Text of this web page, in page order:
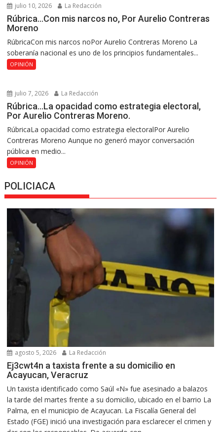
julio 10, 2026 La Redacción
Rúbrica…Con mis narcos no, Por Aurelio Contreras
Moreno
RúbricaCon mis narcos noPor Aurelio Contreras Moreno La
soberanía nacional es uno de los principios fundamentales...
OPINIÓN
julio 7, 2026 La Redacción
Rúbrica…La opacidad como estrategia electoral,
Por Aurelio Contreras Moreno.
RúbricaLa opacidad como estrategia electoralPor Aurelio
Contreras Moreno Aunque no generó mayor conversación
pública en medio...
OPINIÓN
POLICIACA
agosto 5, 2026 La Redacción
Ej3cwt4n a taxista frente a su domicilio en
Acayucan, Veracruz
Un taxista identificado como Saúl «N» fue asesinado a balazos
la tarde del martes frente a su domicilio, ubicado en el barrio La
Palma, en el municipio de Acayucan. La Fiscalía General del
Estado (FGE) inició una investigación para esclarecer el crimen y